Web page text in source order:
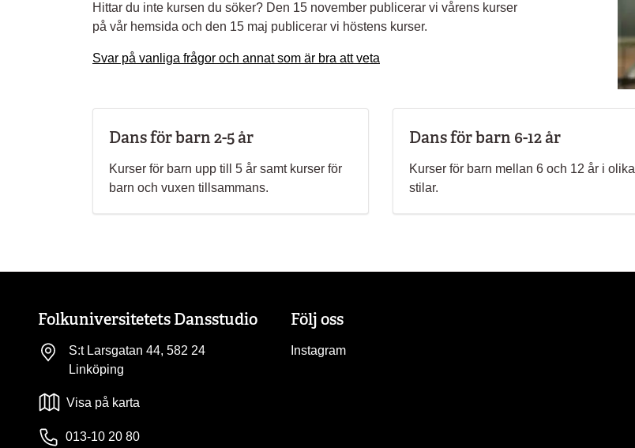
Hittar du inte kursen du söker? Den 15 november publicerar vi vårens kurser
på vår hemsida och den 15 maj publicerar vi höstens kurser.
Svar på vanliga frågor och annat som är bra att veta
Dans för barn 2-5 år
Kurser för barn upp till 5 år samt kurser för
barn och vuxen tillsammans.
Dans för barn 6-12 år
Kurser för barn mellan 6 och 12 år i olika
stilar.
Folkuniversitetets Dansstudio
S:t Larsgatan 44, 582 24
Linköping
Visa på karta
013-10 20 80
Följ oss
Instagram